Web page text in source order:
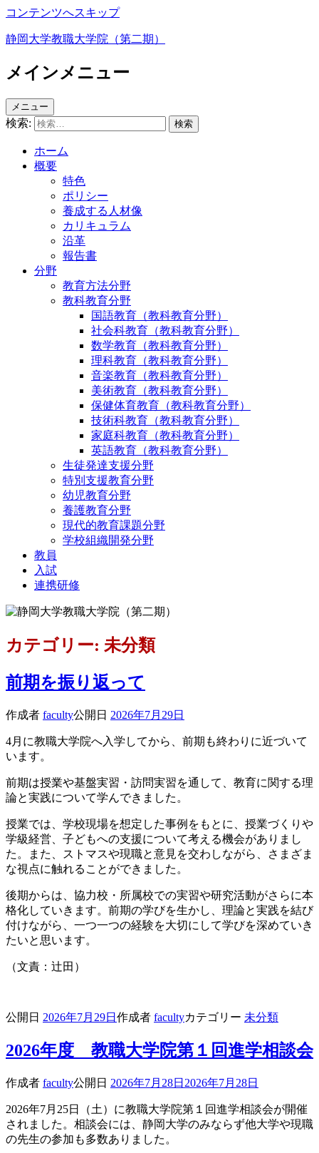
コンテンツへスキップ
静岡大学教職大学院（第二期）
メインメニュー
メニュー
検索:
ホーム
概要
特色
ポリシー
養成する人材像
カリキュラム
沿革
報告書
分野
教育方法分野
教科教育分野
国語教育（教科教育分野）
社会科教育（教科教育分野）
数学教育（教科教育分野）
理科教育（教科教育分野）
音楽教育（教科教育分野）
美術教育（教科教育分野）
保健体育教育（教科教育分野）
技術科教育（教科教育分野）
家庭科教育（教科教育分野）
英語教育（教科教育分野）
生徒発達支援分野
特別支援教育分野
幼児教育分野
養護教育分野
現代的教育課題分野
学校組織開発分野
教員
入試
連携研修
カテゴリー: 未分類
前期を振り返って
作成者 faculty公開日 2026年7月29日
4月に教職大学院へ入学してから、前期も終わりに近づいて
います。
前期は授業や基盤実習・訪問実習を通して、教育に関する理
論と実践について学んできました。
授業では、学校現場を想定した事例をもとに、授業づくりや
学級経営、子どもへの支援について考える機会がありまし
た。また、ストマスや現職と意見を交わしながら、さまざま
な視点に触れることができました。
後期からは、協力校・所属校での実習や研究活動がさらに本
格化していきます。前期の学びを生かし、理論と実践を結び
付けながら、一つ一つの経験を大切にして学びを深めていき
たいと思います。
（文責：辻田）
公開日 2026年7月29日 作成者 facultyカテゴリー 未分類
2026年度 教職大学院第１回進学相談会
作成者 faculty公開日 2026年7月28日 2026年7月28日
2026年7月25日（土）に教職大学院第１回進学相談会が開催
されました。相談会には、静岡大学のみならず他大学や現職
の先生の参加も多数ありました。